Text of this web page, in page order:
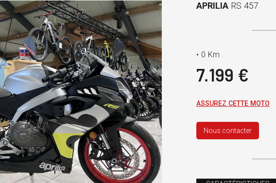
APRILIA RS 457
• 0 Km
7.199 €
ASSUREZ CETTE MOTO
Nous contacter